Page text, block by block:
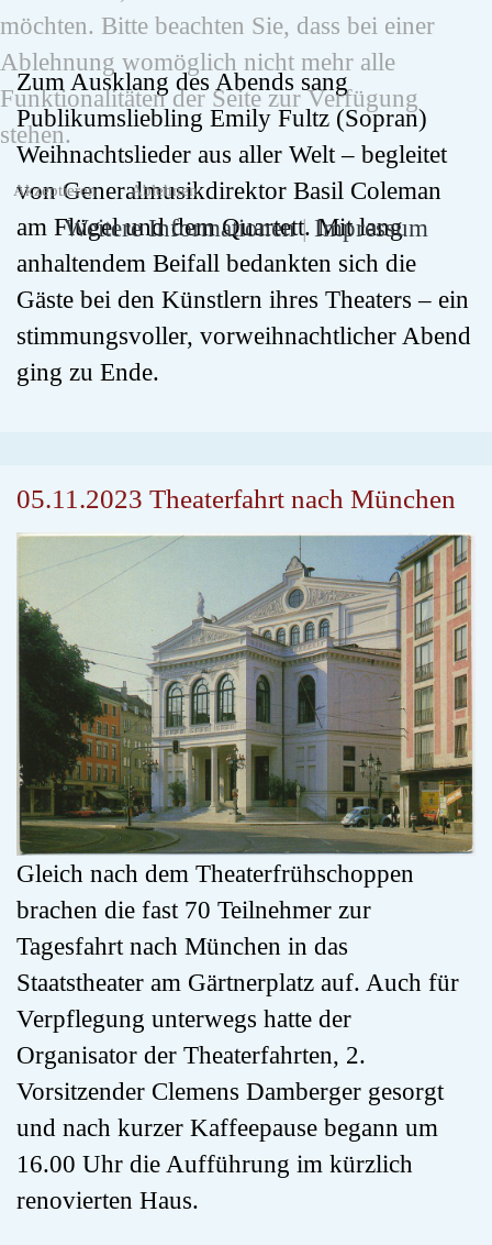
Zum Ausklang des Abends sang
Publikumsliebling Emily Fultz (Sopran)
Weihnachtslieder aus aller Welt – begleitet
von Generalmusikdirektor Basil Coleman
am Flügel und dem Quartett. Mit lang
anhaltendem Beifall bedankten sich die
Gäste bei den Künstlern ihres Theaters – ein
stimmungsvoller, vorweihnachtlicher Abend
ging zu Ende.
05.11.2023 Theaterfahrt nach München
Gleich nach dem Theaterfrühschoppen
brachen die fast 70 Teilnehmer zur
Tagesfahrt nach München in das
Staatstheater am Gärtnerplatz auf. Auch für
Verpflegung unterwegs hatte der
Organisator der Theaterfahrten, 2.
Vorsitzender Clemens Damberger gesorgt
und nach kurzer Kaffeepause begann um
16.00 Uhr die Aufführung im kürzlich
renovierten Haus.
möchten. Bitte beachten Sie, dass bei einer
Ablehnung womöglich nicht mehr alle
Funktionalitäten der Seite zur Verfügung
stehen.
Akzeptieren Ablehnen
Weitere Informationen| Impressum